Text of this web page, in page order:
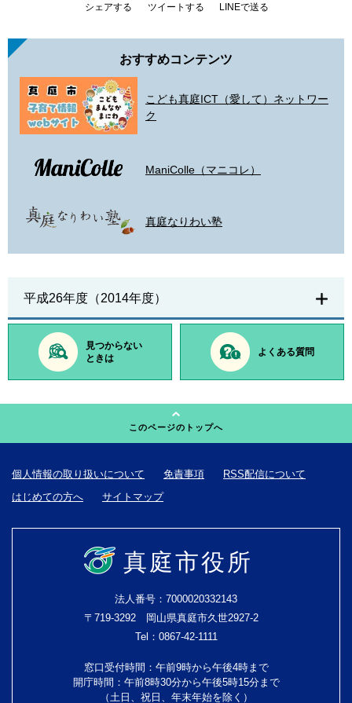
シェアする ツイートする LINEで送る
おすすめコンテンツ
こども真庭ICT（愛して）ネットワー
ク
ManiColle（マニコレ）
真庭なりわい塾
平成26年度（2014年度）
見つからない
ときは
よくある質問
このページのトップへ
個人情報の取り扱いについて 免責事項
RSS配信について
はじめての方へ
サイトマップ
真庭市役所
法人番号：7000020332143
〒719-3292 岡山県真庭市久世2927-2
Tel：0867-42-1111
窓口受付時間：午前9時から午後4時まで
開庁時間：午前8時30分から午後5時15分まで
（土日、祝日、年末年始を除く）